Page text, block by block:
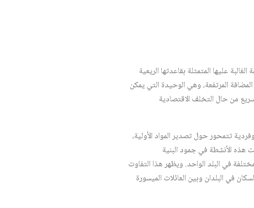
عليها المتمثلة بقاعدتها الريعية
المرتفعة، وهي الوحيدة التي يمكن
من حال التخلف الاقتصادية
تتمحور حول تصدير المواد الأولية،
هذه الأنشطة في جمود البنية
في البلد الواحد. ويظهر هذا التفاوت
في البلدان وبين العائلات الميسورة